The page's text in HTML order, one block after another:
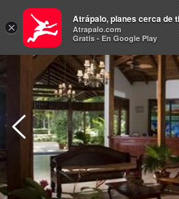
Hoteles
×
Atrápalo, planes cerca de ti
Atrapalo.com
Gratis - En Google Play